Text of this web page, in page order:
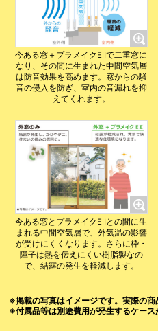
今ある窓＋プラメイクEⅡで二重窓に
なり、その間に生まれた中間空気層
は防音効果を高めます。窓からの騒
音の侵入を防ぎ、室内の音漏れを抑
えてくれます。
今ある窓とプラメイクEⅡとの間に生
まれる中間空気層で、外気温の影響
が受けにくくなります。さらに枠・
障子は熱を伝えにくい樹脂製なの
で、結露の発生を軽減します。
※掲載の写真はイメージです。実際の商
※付属品等は別途費用が発生するケース